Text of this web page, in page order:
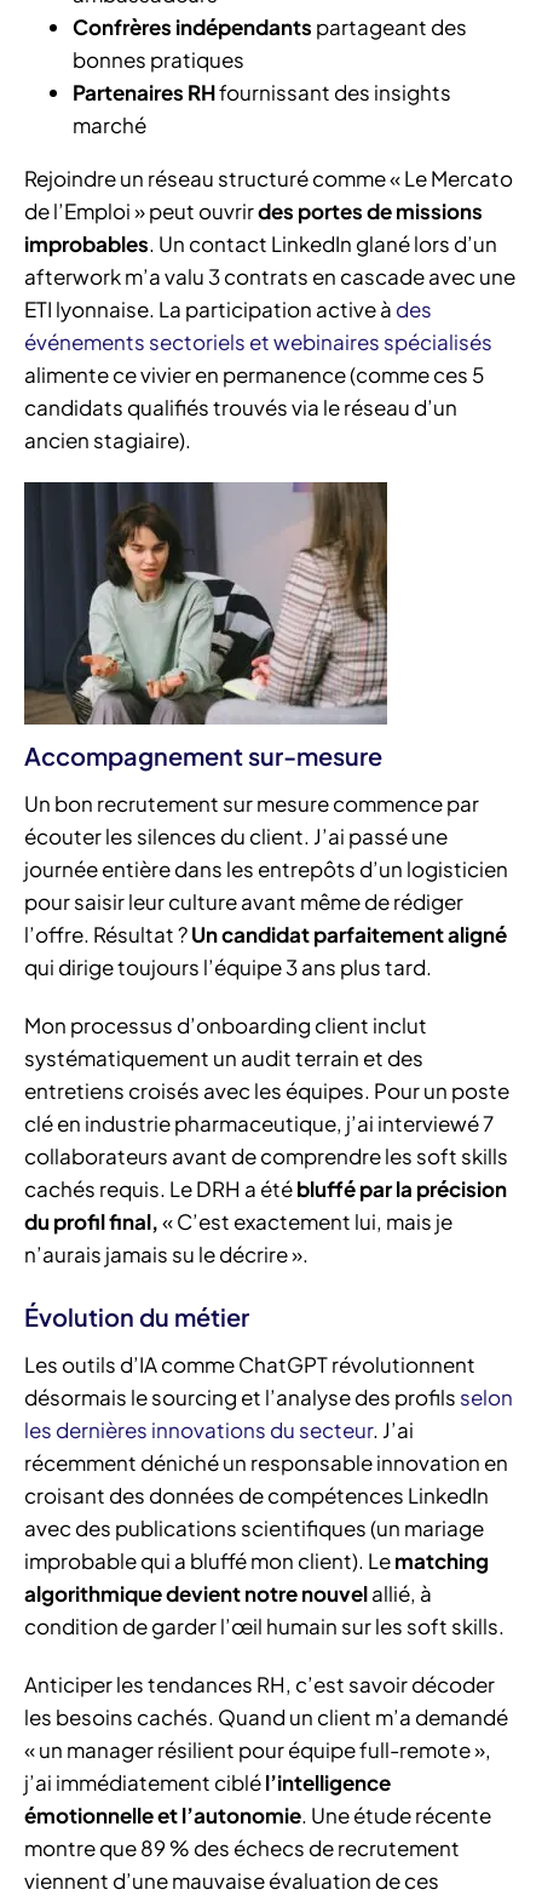
Confrères indépendants partageant des
bonnes pratiques
Partenaires RHfournissant des insights
marché
Rejoindre un réseau structuré comme « Le Mercato
de l’Emploi » peut ouvrirdes portes de missions
improbables. Un contact LinkedIn glané lors d’un
afterwork m’a valu 3 contrats en cascade avec une
ETI lyonnaise. La participation active à des
événements sectoriels et webinaires spécialisés
alimente ce vivier en permanence (comme ces 5
candidats qualifiés trouvés via le réseau d’un
ancien stagiaire).
Accompagnement sur-mesure
Un bon recrutement sur mesure commence par
écouter les silences du client. J’ai passé une
journée entière dans les entrepôts d’un logisticien
pour saisir leur culture avant même de rédiger
l’offre. Résultat ?Un candidat parfaitement aligné
qui dirige toujours l’équipe 3 ans plus tard.
Mon processus d’onboarding client inclut
systématiquement un audit terrain et des
entretiens croisés avec les équipes. Pour un poste
clé en industrie pharmaceutique, j’ai interviewé 7
collaborateurs avant de comprendre les soft skills
cachés requis. Le DRH a étébluffé par la précision
du profil final,« C’est exactement lui, mais je
n’aurais jamais su le décrire ».
Évolution du métier
Les outils d’IA comme ChatGPT révolutionnent
désormais le sourcing et l’analyse des profils selon
les dernières innovations du secteur. J’ai
récemment déniché un responsable innovation en
croisant des données de compétences LinkedIn
avec des publications scientifiques (un mariage
improbable qui a bluffé mon client). Lematching
algorithmique devient notre nouvelallié, à
condition de garder l’œil humain sur les soft skills.
Anticiper les tendances RH, c’est savoir décoder
les besoins cachés. Quand un client m’a demandé
« un manager résilient pour équipe full-remote »,
j’ai immédiatement ciblél’intelligence
émotionnelle et l’autonomie. Une étude récente
montre que 89 % des échecs de recrutement
viennent d’une mauvaise évaluation de ces